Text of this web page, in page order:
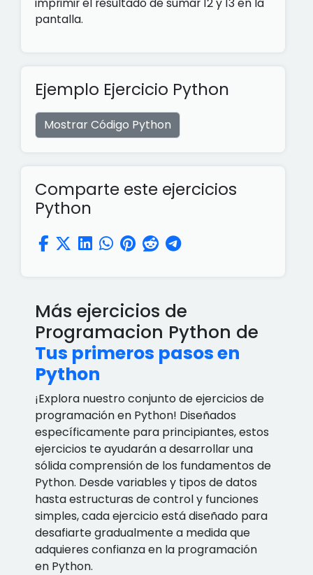
pantalla.
Ejemplo Ejercicio Python
Mostrar Código Python
Comparte este ejercicios
Python
Más ejercicios de
Programacion Python de
Tus primeros pasos en
Python
¡Explora nuestro conjunto de ejercicios de
programación en Python! Diseñados
específicamente para principiantes, estos
ejercicios te ayudarán a desarrollar una
sólida comprensión de los fundamentos de
Python. Desde variables y tipos de datos
hasta estructuras de control y funciones
simples, cada ejercicio está diseñado para
desafiarte gradualmente a medida que
adquieres confianza en la programación
en Python.